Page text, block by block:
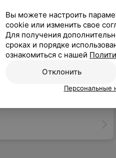
Вы можете настроить
cookie или изменить свое
Для получения
сроках и порядке
ознакомиться с нашей
Отклонить
Персональные